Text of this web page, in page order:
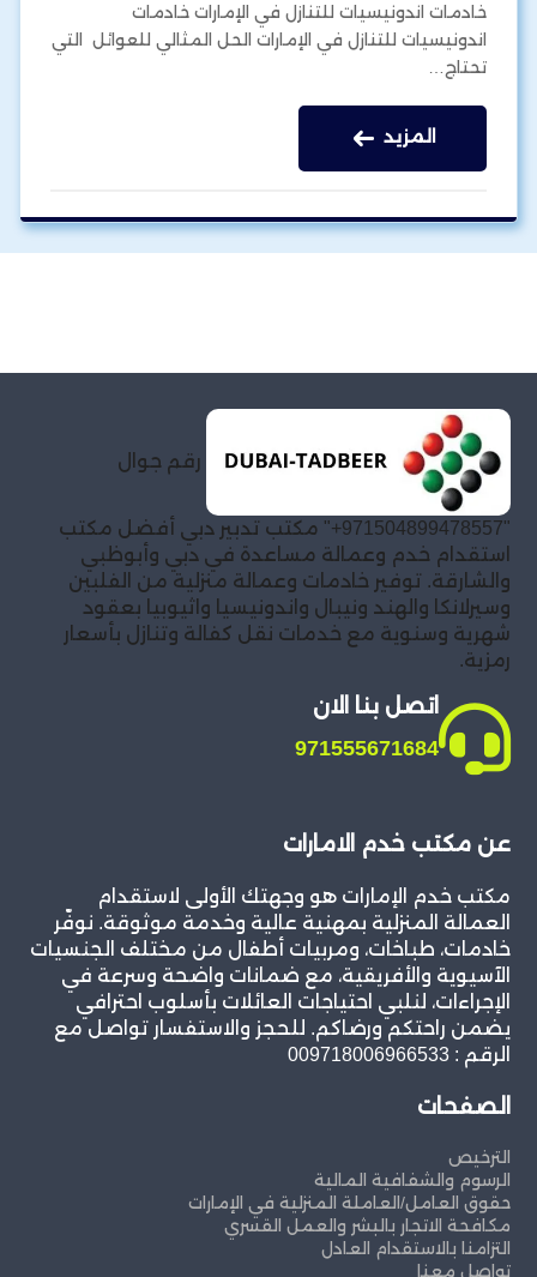
خادمات اندونيسيات للتنازل في الإمارات خادمات
اندونيسيات للتنازل في الإمارات الحل المثالي للعوائل التي
تحتاج…
المزيد
رقم جوال
"971504899478557+" مكتب تدبير دبي أفضل مكتب
استقدام خدم وعمالة مساعدة في دبي وأبوظبي
والشارقة. توفير خادمات وعمالة منزلية من الفلبين
وسيرلانكا والهند ونيبال واندونيسيا واثيوبيا بعقود
شهرية وسنوية مع خدمات نقل كفالة وتنازل بأسعار
رمزية.
اتصل بنا الان
971555671684
عن مكتب خدم الامارات
مكتب خدم الإمارات هو وجهتك الأولى لاستقدام
العمالة المنزلية بمهنية عالية وخدمة موثوقة. نوفّر
خادمات، طباخات، ومربيات أطفال من مختلف الجنسيات
الآسيوية والأفريقية، مع ضمانات واضحة وسرعة في
الإجراءات، لنلبي احتياجات العائلات بأسلوب احترافي
يضمن راحتكم ورضاكم. للحجز والاستفسار تواصل مع
الرقم : 009718006966533
الصفحات
الترخيص
الرسوم والشفافية المالية
حقوق العامل/العاملة المنزلية في الإمارات
مكافحة الاتجار بالبشر والعمل القسري
التزامنا بالاستقدام العادل
تواصل معنا